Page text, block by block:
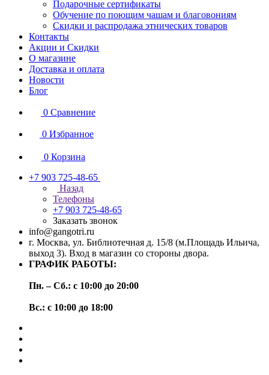
Подарочные сертификаты
Обучение по поющим чашам и благовониям
Скидки и распродажа этнических товаров
Контакты
Акции и Скидки
О магазине
Доставка и оплата
Новости
Блог
0 Сравнение
0 Избранное
0 Корзина
+7 903 725-48-65
Назад
Телефоны
+7 903 725-48-65
Заказать звонок
info@gangotri.ru
г. Москва, ул. Библиотечная д. 15/8 (м.Площадь Ильича,
выход 3). Вход в магазин со стороны двора.
ГРАФИК РАБОТЫ:
Пн. – Сб.: с 10:00 до 20:00
Вс.: с 10:00 до 18:00